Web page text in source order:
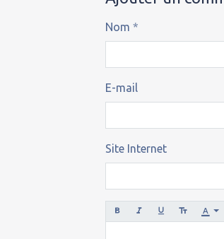
Nom
E-mail
Site Internet